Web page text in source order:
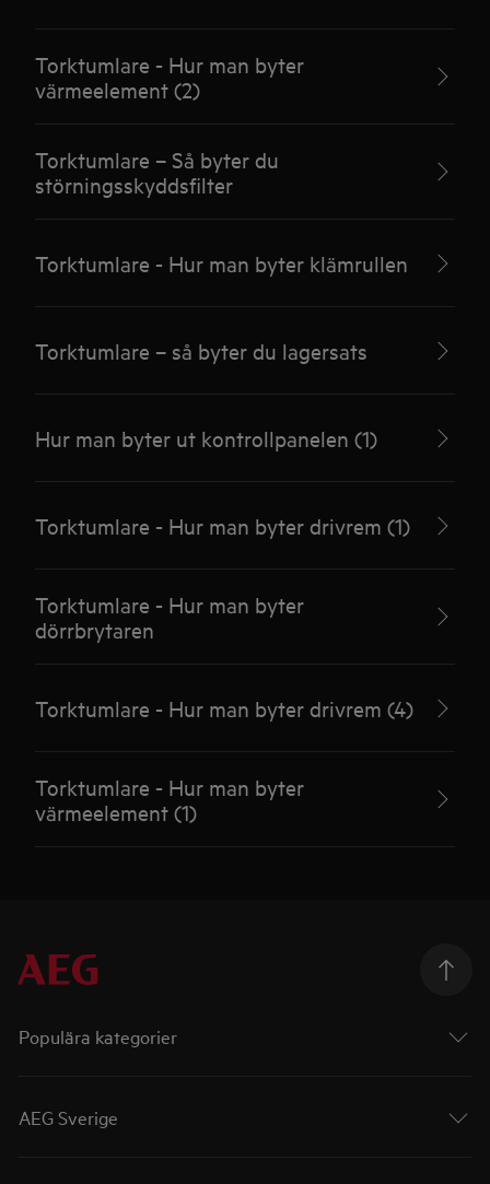
Torktumlare - Hur man byter
värmeelement (2)
Torktumlare – Så byter du
störningsskyddsfilter
Torktumlare - Hur man byter klämrullen
Torktumlare – så byter du lagersats
Hur man byter ut kontrollpanelen (1)
Torktumlare - Hur man byter drivrem (1)
Torktumlare - Hur man byter
dörrbrytaren
Torktumlare - Hur man byter drivrem (4)
Torktumlare - Hur man byter
värmeelement (1)
Populära kategorier
AEG Sverige